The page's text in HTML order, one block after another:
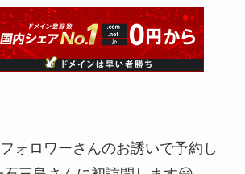
ォロワーさんのお誘いで予約し